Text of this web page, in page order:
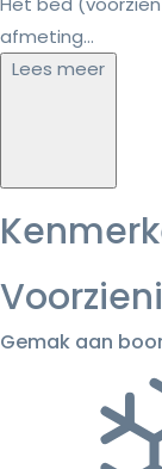
afmeting...
Lees meer
Gemak aan